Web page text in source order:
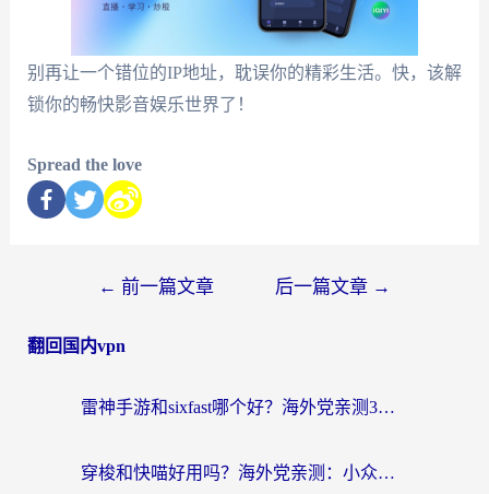
别再让一个错位的IP地址，耽误你的精彩生活。快，该解
锁你的畅快影音娱乐世界了！
Spread the love
← 前一篇文章 后一篇文章 →
翻回国内vpn
雷神手游和sixfast哪个好？海外党亲测3款回国加速器，教你选对不踩坑
穿梭和快喵好用吗？海外党亲测：小众加速器对比+番茄加速器深度体验